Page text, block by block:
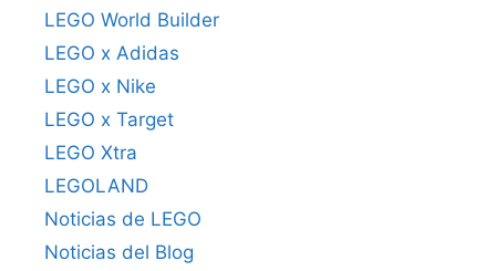
LEGO World Builder
LEGO x Adidas
LEGO x Nike
LEGO x Target
LEGO Xtra
LEGOLAND
Noticias de LEGO
Noticias del Blog